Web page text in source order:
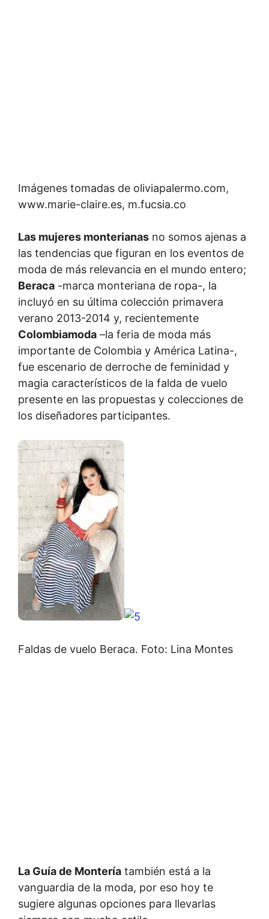
Imágenes tomadas de oliviapalermo.com,
www.marie-claire.es, m.fucsia.co
Las mujeres monterianas no somos ajenas a
las tendencias que figuran en los eventos de
moda de más relevancia en el mundo entero;
Beraca -marca monteriana de ropa-, la
incluyó en su última colección primavera
verano 2013-2014 y, recientemente
Colombiamoda –la feria de moda más
importante de Colombia y América Latina-,
fue escenario de derroche de feminidad y
magia característicos de la falda de vuelo
presente en las propuestas y colecciones de
los diseñadores participantes.
Faldas de vuelo Beraca. Foto: Lina Montes
La Guía de Montería también está a la
vanguardia de la moda, por eso hoy te
sugiere algunas opciones para llevarlas